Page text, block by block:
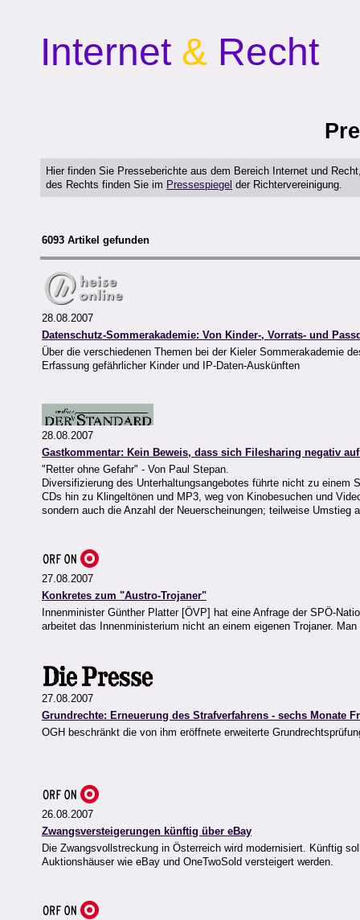
Internet & Recht
Hier finden Sie Presseberichte aus dem Bereich Internet und
des Rechts finden Sie im Pressespiegel der Richtervereinigung.
6093 Artikel gefunden
28.08.2007
Datenschutz-Sommerakademie: Von Kinder-, Vorrats- und
Über die verschiedenen Themen bei der Kieler Sommerakademie
Erfassung gefährlicher Kinder und IP-Daten-Auskünften
28.08.2007
Gastkommentar: Kein Beweis, dass sich File­sharing negativ
"Retter ohne Gefahr" - Von Paul Stepan.
Diversifizierung des Unterhaltungsangebotes führte nicht zu einem
CDs hin zu Klingeltönen und MP3, weg von Kinobesuchen und
sondern auch die Anzahl der Neuerscheinungen; teilweise Umstieg
27.08.2007
Konkretes zum "Austro-Trojaner"
Innenminister Günther Platter [ÖVP] hat eine Anfrage der SPÖ-
arbeitet das Innenministerium nicht an einem eigenen Trojaner.
27.08.2007
Grundrechte: Erneuerung des Strafverfahrens - sechs Monate
OGH beschränkt die von ihm eröffnete erweiterte
26.08.2007
Zwangsversteigerungen künftig über eBay
Die Zwangsvollstreckung in Österreich wird modernisiert. Künftig
Auktionshäuser wie eBay und OneTwoSold versteigert werden.